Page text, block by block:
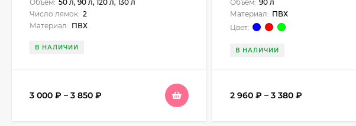
Объём: 50 л, 90 л, 120 л, 130 л
Число лямок: 2
Материал: ПВХ
В НАЛИЧИИ
3 000 ₽ – 3 850 ₽
Объём: 90 л
Материал: ПВХ
Цвет:
В НАЛИЧИИ
2 960₽ –3 380₽